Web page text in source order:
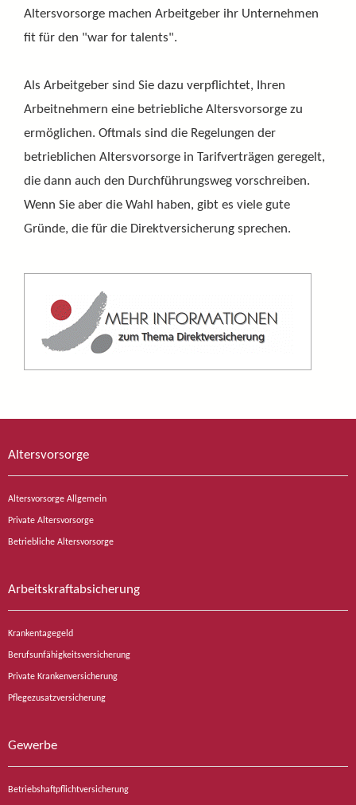
Altersvorsorge machen Arbeitgeber ihr Unternehmen
fit für den "war for talents".
Als Arbeitgeber sind Sie dazu verpflichtet, Ihren
Arbeitnehmern eine betriebliche Altersvorsorge zu
ermöglichen. Oftmals sind die Regelungen der
betrieblichen Altersvorsorge in Tarifverträgen geregelt,
die dann auch den Durchführungsweg vorschreiben.
Wenn Sie aber die Wahl haben, gibt es viele gute
Gründe, die für die Direktversicherung sprechen.
Altersvorsorge
Altersvorsorge Allgemein
Private Altersvorsorge
Betriebliche Altersvorsorge
Arbeitskraftabsicherung
Krankentagegeld
Berufsunfähigkeitsversicherung
Private Krankenversicherung
Pflegezusatzversicherung
Gewerbe
Betriebshaftpflichtversicherung